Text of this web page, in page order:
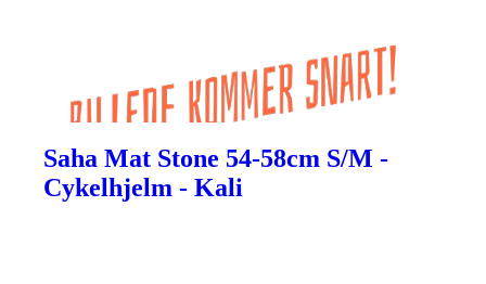
Saha Mat Stone 54-58cm S/M -
Cykelhjelm - Kali